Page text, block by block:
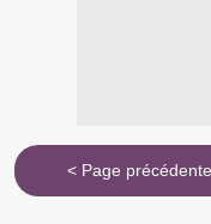
< Page précédente